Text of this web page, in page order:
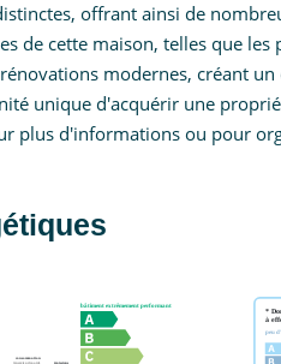
offrant ainsi de
de cette maison, telles que
modernes, créant
unique d'acquérir une
plus d'informations ou pour